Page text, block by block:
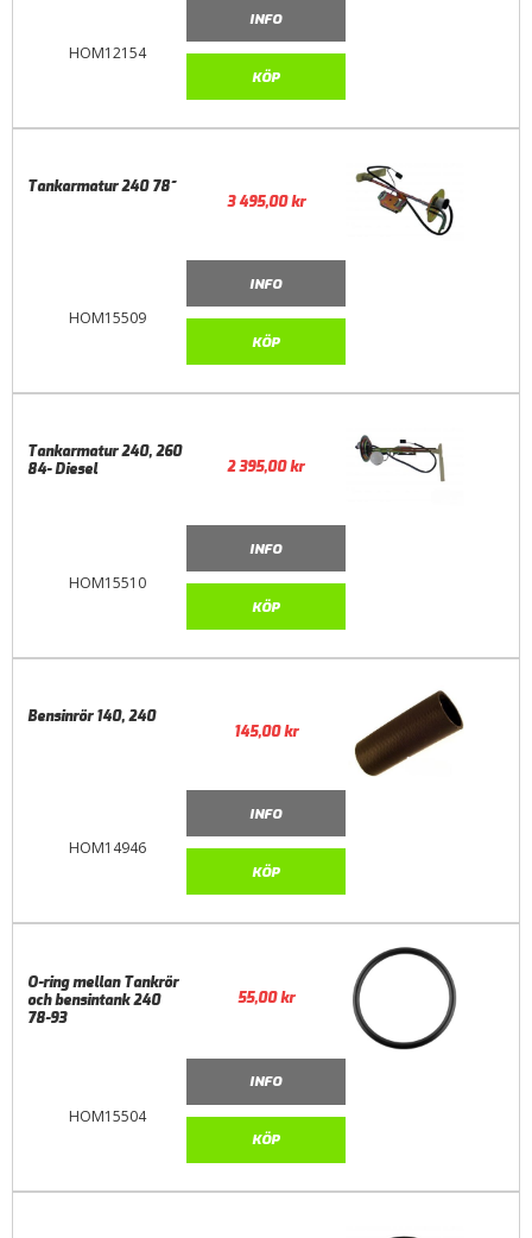
HOM12154
INFO
KÖP
HOM15509
Tankarmatur 240 78~
3 495,00kr
INFO
KÖP
HOM15510
Tankarmatur 240, 260
84- Diesel
2 395,00kr
INFO
KÖP
HOM14946
Bensinrör 140, 240
145,00kr
INFO
KÖP
HOM15504
O-ring mellan Tankrör
och bensintank 240
78-93
55,00kr
INFO
KÖP